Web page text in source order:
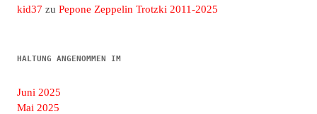
kid37 zu Pepone Zeppelin Trotzki 2011-2025
HALTUNG ANGENOMMEN IM
Juni 2025
Mai 2025